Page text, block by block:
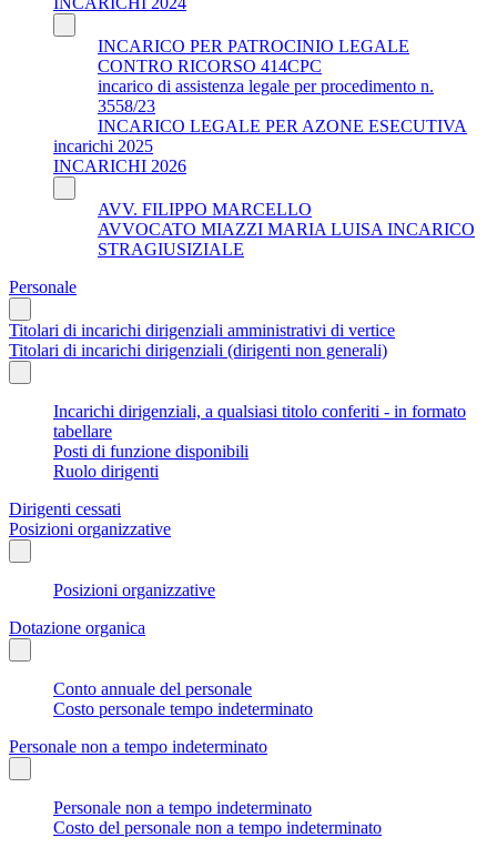
INCARICO PER PATROCINIO LEGALE
CONTRO RICORSO 414CPC
incarico di assistenza legale per procedimento n.
3558/23
INCARICO LEGALE PER AZONE ESECUTIVA
incarichi 2025
INCARICHI 2026
AVV. FILIPPO MARCELLO
AVVOCATO MIAZZI MARIA LUISA INCARICO
STRAGIUSIZIALE
Personale
Titolari di incarichi dirigenziali amministrativi di vertice
Titolari di incarichi dirigenziali (dirigenti non generali)
Incarichi dirigenziali, a qualsiasi titolo conferiti - in formato
tabellare
Posti di funzione disponibili
Ruolo dirigenti
Dirigenti cessati
Posizioni organizzative
Posizioni organizzative
Dotazione organica
Conto annuale del personale
Costo personale tempo indeterminato
Personale non a tempo indeterminato
Personale non a tempo indeterminato
Costo del personale non a tempo indeterminato